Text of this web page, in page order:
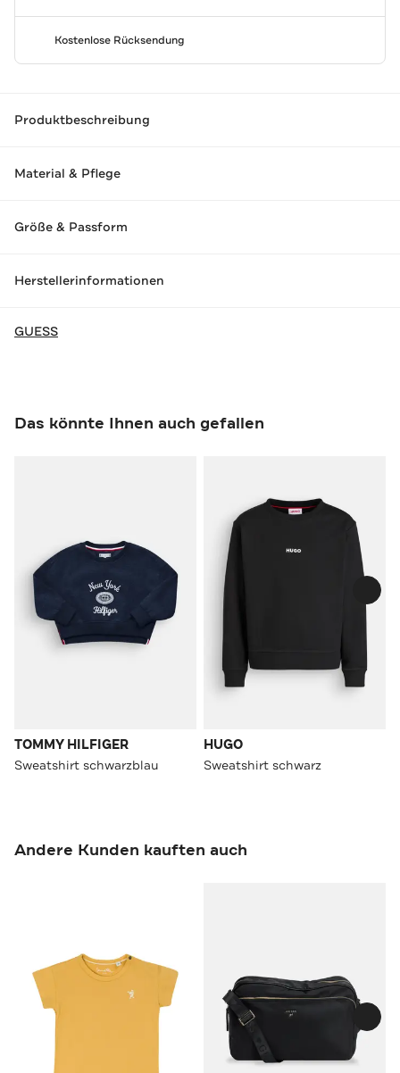
Kostenlose Rücksendung
Produktbeschreibung
Material & Pflege
Größe & Passform
Herstellerinformationen
GUESS
Das könnte Ihnen auch gefallen
TOMMY HILFIGER
Sweatshirt schwarzblau
HUGO
Sweatshirt schwarz
Andere Kunden kauften auch